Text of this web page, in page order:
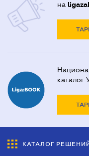
на
каталог
КАТАЛОГ